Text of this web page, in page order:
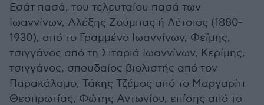
Εσάτ πασά, του τελευταίου πασά των
Ιωαννίνων, Αλέξης Ζούμπας ή Λέτσιος (1880-
1930), από το Γραμμένο Ιωαννίνων, Φεΐμης,
τσιγγάνος από τη Σιταριά Ιωαννίνων, Κερίμης,
τσιγγάνος, σπουδαίος βιολιστής από τον
Παρακάλαμο, Τάκης Τζέμος από το Μαργαρίτι
Θεσπρωτίας, Φώτης Αντωνίου, επίσης από το